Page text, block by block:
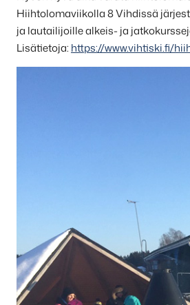
Hiihtolomaviikolla 8 Vihdissä
ja lautailijoille alkeis- ja
Lisätietoja: https://www.vihtiski.fi/